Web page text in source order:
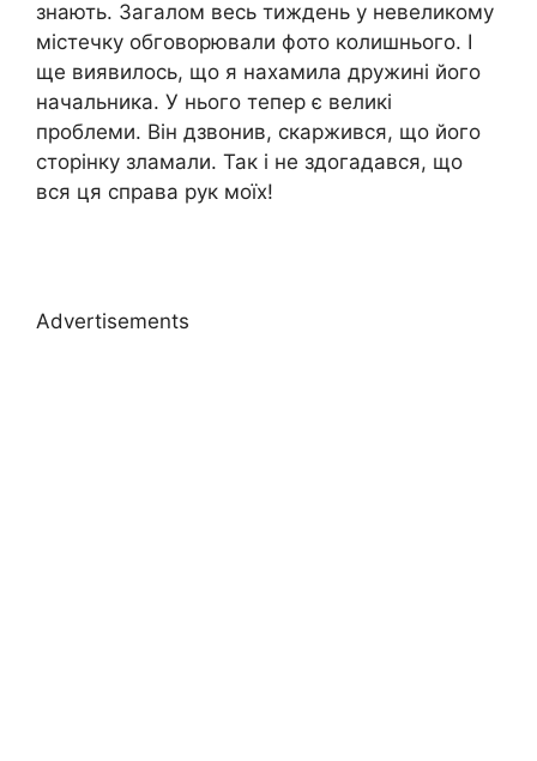
знають. Загалом весь тиждень у невеликому
містечку обговорювали фото колишнього. І
ще виявилось, що я нахамила дружині його
начальника. У нього тепер є великі
проблеми. Він дзвонив, скаржився, що його
сторінку зламали. Так і не здогадався, що
вся ця справа рук моїх!
Advertisements